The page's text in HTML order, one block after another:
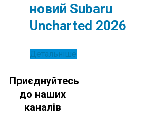
новий Subaru
Uncharted 2026
Детальніше
Приєднуйтесь
до наших
каналів